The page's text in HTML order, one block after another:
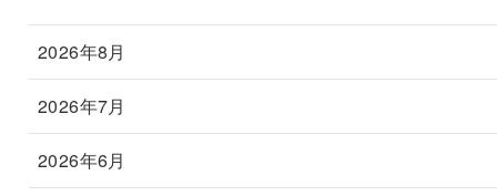
2026年8月
2026年7月
2026年6月